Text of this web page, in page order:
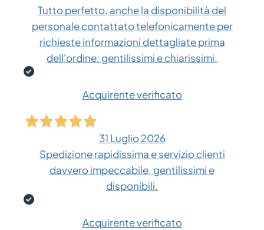
Tutto perfetto, anche la disponibilità del
personale contattato telefonicamente per
richieste informazioni dettagliate prima
dell'ordine: gentilissimi e chiarissimi.
Acquirente verificato
31 Luglio 2026
Spedizione rapidissima e servizio clienti
davvero impeccabile, gentilissimi e
disponibili.
Acquirente verificato